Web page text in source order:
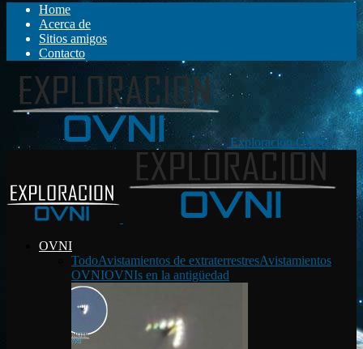
Home
Acerca de
Sitios amigos
Contacto
Exploración OVNI
OVNI
TodoAvistamientos de extraterrestresAvistamientos
OVNIOVNIs en la antigüedad